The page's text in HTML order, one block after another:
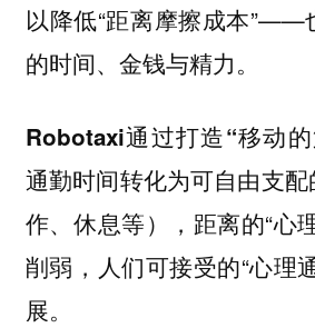
以降低“距离摩擦成本”——
的时间、金钱与精力。
Robotaxi通过打造“移动
通勤时间转化为可自由支
作、休息等），距离的“心
削弱，人们可接受的“心理
展。